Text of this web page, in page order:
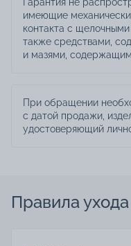
имеющие
контакта с
также средствами,
и мазями,
При обращении
с датой продажи,
удостоверяющий
Правила ухода